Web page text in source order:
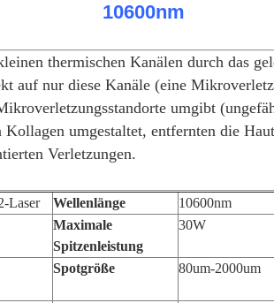
10600nm
thermischen Kanälen durch das
auf nur diese Kanäle (eine
umgibt
Kollagen umgestaltet, entfernten die
Verletzungen.
Laser Wellenlänge
10600nm
Maximale
Spitzenleistung
30W
Spotgröße 80um-2000um